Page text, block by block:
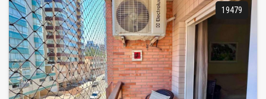
19479